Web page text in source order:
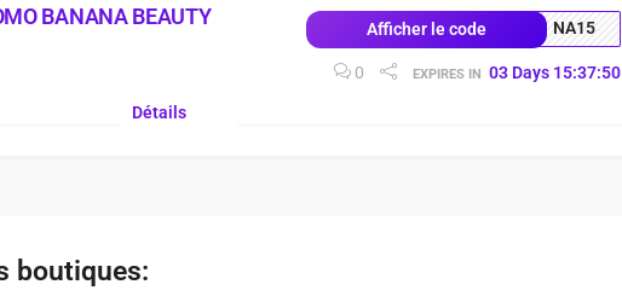
BANANA BEAUTY Afficher le code NA15
0 EXPIRES IN 03 Days 15:37:50
Détails
boutiques: